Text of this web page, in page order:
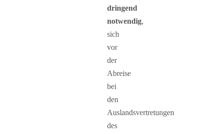
dringend
notwendig,
sich
vor
der
Abreise
bei
den
Auslandsvertretungen
des